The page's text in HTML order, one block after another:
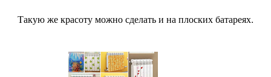
Такую же красоту можно сделать и на плоских батареях.